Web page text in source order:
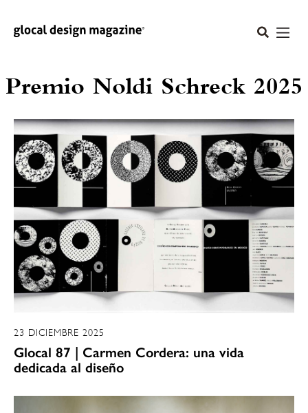
Premio Noldi Schreck 2025
23 DICIEMBRE 2025
Glocal 87 | Carmen Cordera: una vida
dedicada al diseño